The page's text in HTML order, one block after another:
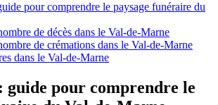
pour comprendre le paysage funéraire du
de décès dans le Val-de-Marne
de crémations dans le Val-de-Marne
dans le Val-de-Marne
guide pour comprendre le